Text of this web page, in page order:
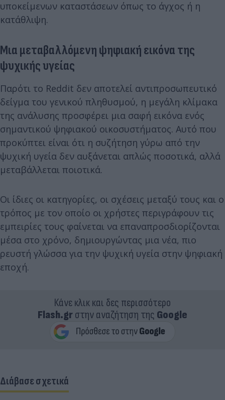
υποκείμενων καταστάσεων όπως το άγχος ή η
κατάθλιψη.
Μια μεταβαλλόμενη ψηφιακή εικόνα της
ψυχικής υγείας
Παρότι το Reddit δεν αποτελεί αντιπροσωπευτικό
δείγμα του γενικού πληθυσμού, η μεγάλη κλίμακα
της ανάλυσης προσφέρει μια σαφή εικόνα ενός
σημαντικού ψηφιακού οικοσυστήματος. Αυτό που
προκύπτει είναι ότι η συζήτηση γύρω από την
ψυχική υγεία δεν αυξάνεται απλώς ποσοτικά, αλλά
μεταβάλλεται ποιοτικά.
Οι ίδιες οι κατηγορίες, οι σχέσεις μεταξύ τους και ο
τρόπος με τον οποίο οι χρήστες περιγράφουν τις
εμπειρίες τους φαίνεται να επαναπροσδιορίζονται
μέσα στο χρόνο, δημιουργώντας μια νέα, πιο
ρευστή γλώσσα για την ψυχική υγεία στην ψηφιακή
εποχή.
Κάνε κλικ και δες περισσότερο
Flash.grστην αναζήτηση της Google
Διάβασε σχετικά